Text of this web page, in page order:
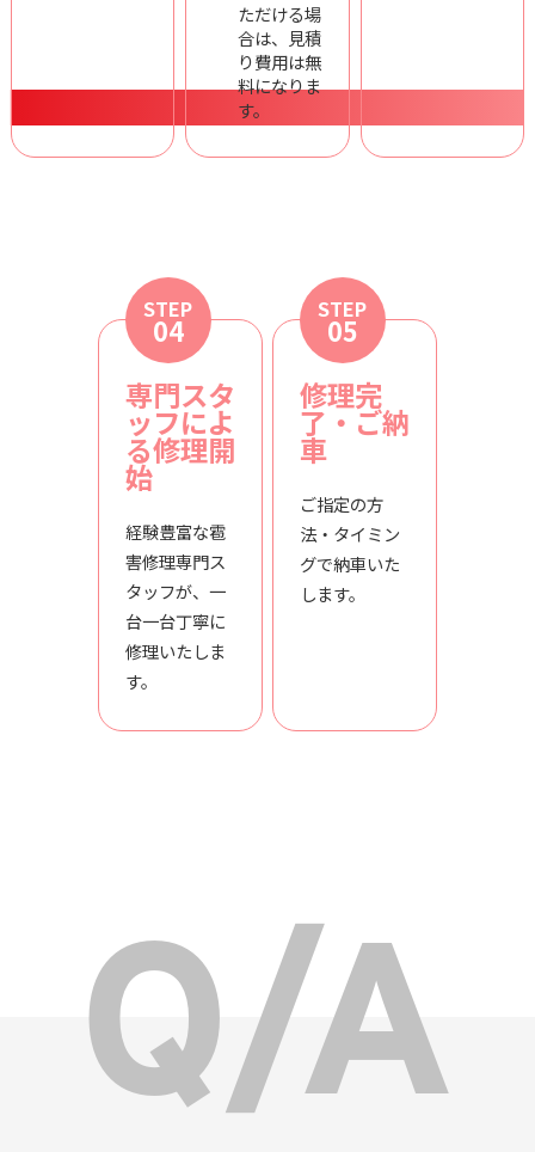
ただける場
合は、見積
り費用は無
料になりま
す。
STEP
04
専門スタ
ッフによ
る修理開
始
経験豊富な雹
害修理専門ス
タッフが、一
台一台丁寧に
修理いたしま
す。
STEP
05
修理完
了・ご納
車
ご指定の方
法・タイミン
グで納車いた
します。